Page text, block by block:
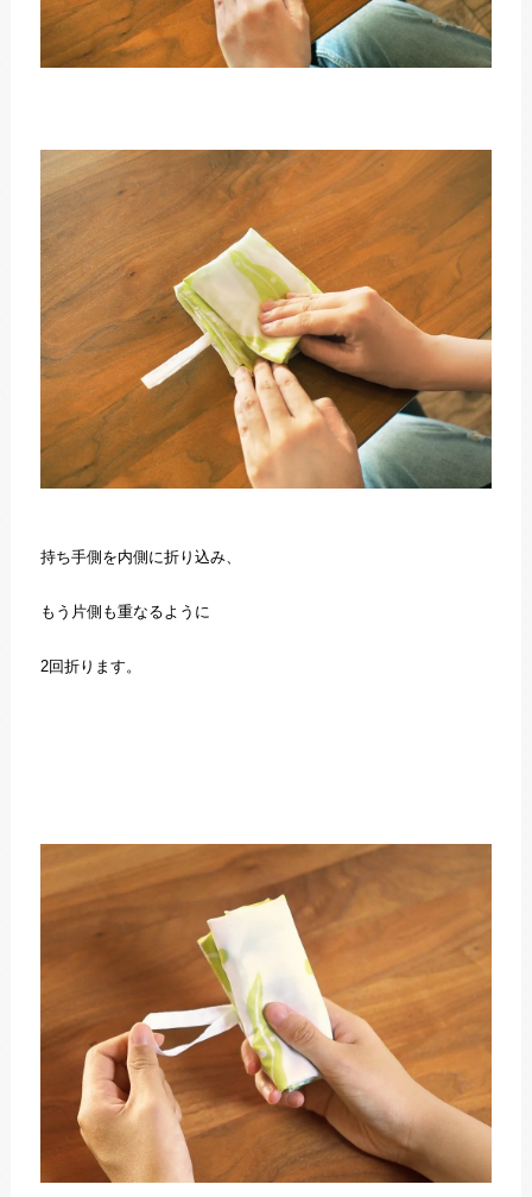
持ち手側を内側に折り込み、
もう片側も重なるように
2回折ります。